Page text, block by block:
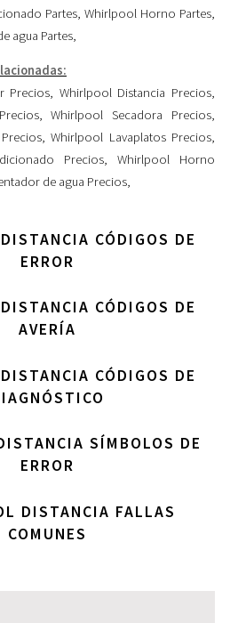
Partes, Whirlpool Horno Partes,
agua Partes,
Precios, Whirlpool Distancia Precios,
,Whirlpool Secadora Precios,
,Whirlpool Lavaplatos Precios,
Precios, Whirlpool Horno
de agua Precios,
CÓDIGOS DE
ERROR
CÓDIGOS DE
AVERÍA
CÓDIGOS DE
SÍMBOLOS DE
ERROR
DISTANCIA FALLAS
COMUNES